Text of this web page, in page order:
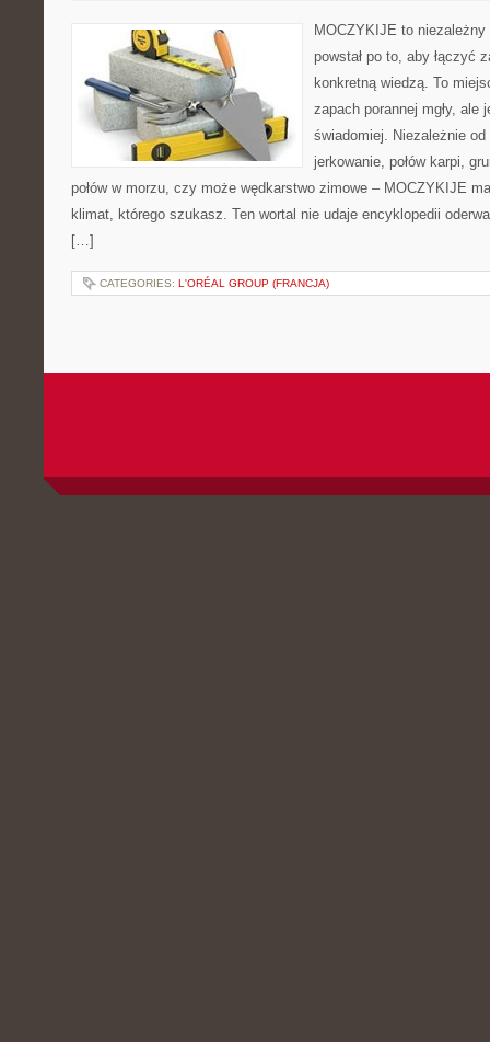
MOCZYKIJE to
powstał po to, aby łączyć
konkretną wiedzą. To
zapach porannej mgły, ale
świadomiej. Niezależnie
jerkowanie, połów karpi,
połów w morzu, czy może wędkarstwo zimowe – MOCZYKIJE
klimat, którego szukasz. Ten wortal nie udaje encyklopedii
[…]
CATEGORIES: L'ORÉAL GROUP (FRANCJA)